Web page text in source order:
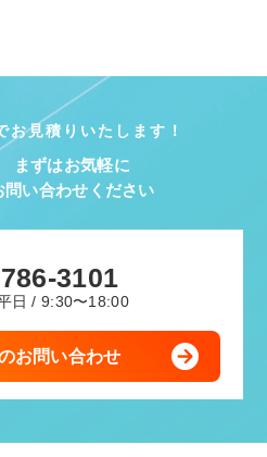
お見積りいたします！
まずはお気軽に
問い合わせください
3101
日 / 9:30〜18:00
お問い合わせ